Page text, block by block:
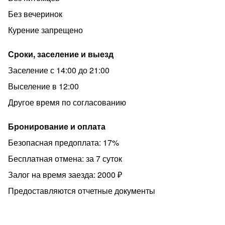
Лица младше 18 лет заселяются только с родителями
или законными представителями!
Не заселяем с животными!
Проведение торжеств, вечеринок, и т.д. запрещено!
Распитие спиртных напитков и нахождение в
состоянии опьянения в квартире запрещено!
Курение в квартире запрещено!
человек в брони!
В подъезде ведется видеонаблюдение. Для заселения
необходим паспорт.
При нарушении правил проживания залог не
возвращается! Гость, нарушивший правила,
выселяется!
Без вечеринок
Курение запрещено
Сроки, заселение и выезд
Заселение с 14:00 до 21:00
Выселение в 12:00
Другое время по согласованию
Бронирование и оплата
Безопасная предоплата: 17%
Бесплатная отмена: за 7 суток
Залог на время заезда: 2000 ₽
Предоставляются отчетные документы